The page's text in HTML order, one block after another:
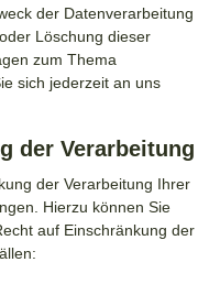
der Datenverarbeitung
Löschung dieser
zum Thema
sich jederzeit an uns
der Verarbeitung
der Verarbeitung Ihrer
Hierzu können Sie
auf Einschränkung der